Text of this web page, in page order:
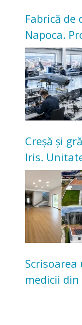
Fabrică
Napoca.
înceapă în
Creșă și
Iris.
pentru
medicii